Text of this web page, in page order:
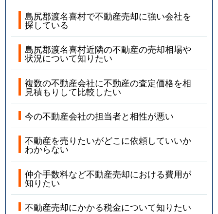
島尻郡渡名喜村で不動産売却に強い会社を
探している
島尻郡渡名喜村近隣の不動産の売却相場や
状況について知りたい
複数の不動産会社に不動産の査定価格を相
見積もりして比較したい
今の不動産会社の担当者と相性が悪い
不動産を売りたいがどこに依頼していいか
わからない
仲介手数料など不動産売却における費用が
知りたい
不動産売却にかかる税金について知りたい